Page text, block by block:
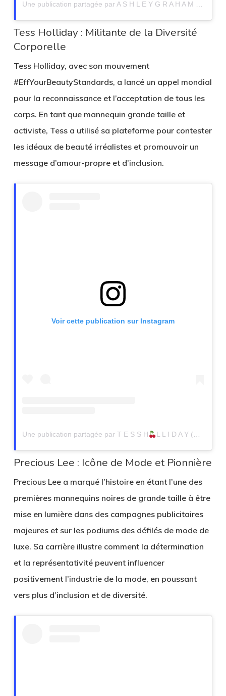
Tess Holliday : Militante de la Diversité
Corporelle
Tess Holliday, avec son mouvement
#EffYourBeautyStandards, a lancé un appel mondial
pour la reconnaissance et l’acceptation de tous les
corps. En tant que mannequin grande taille et
activiste, Tess a utilisé sa plateforme pour contester
les idéaux de beauté irréalistes et promouvoir un
message d’amour-propre et d’inclusion.
Voir cette publication sur Instagram
Une publication partagée par T E S S H L L I D A Y (@tessholliday)
Precious Lee : Icône de Mode et Pionnière
Precious Lee a marqué l’histoire en étant l’une des
premières mannequins noires de grande taille à être
mise en lumière dans des campagnes publicitaires
majeures et sur les podiums des défilés de mode de
luxe. Sa carrière illustre comment la détermination
et la représentativité peuvent influencer
positivement l’industrie de la mode, en poussant
vers plus d’inclusion et de diversité.